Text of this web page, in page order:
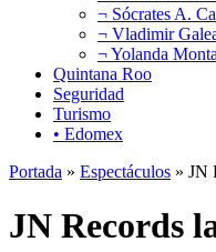
¬ Sócrates A.
¬ Vladimir
¬ Yolanda
Quintana Roo
Seguridad
Turismo
• Edomex
Portada » Espectáculos » JN
JN Records